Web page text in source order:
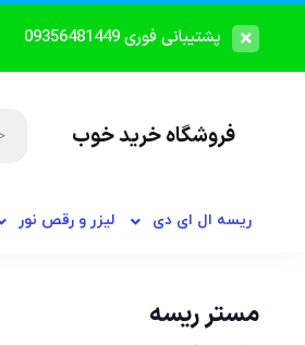
پشتیبانی فوری 09356481449
فروشگاه خرید خوب
ریسه ال ای دی لیزر و رقص نور
مستر ریسه